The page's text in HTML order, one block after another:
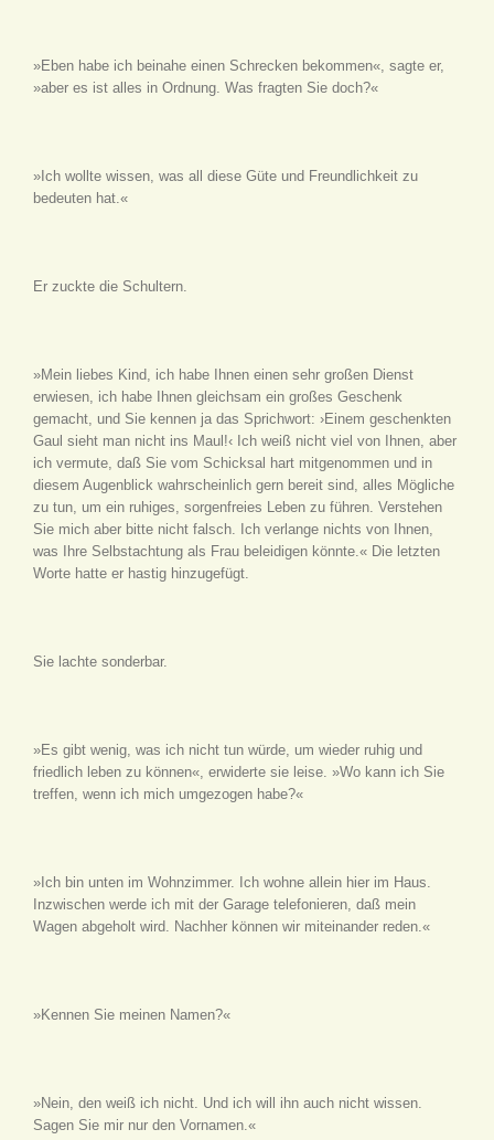
»Eben habe ich beinahe einen Schrecken bekommen«, sagte er,
»aber es ist alles in Ordnung. Was fragten Sie doch?«
»Ich wollte wissen, was all diese Güte und Freundlichkeit zu
bedeuten hat.«
Er zuckte die Schultern.
»Mein liebes Kind, ich habe Ihnen einen sehr großen Dienst
erwiesen, ich habe Ihnen gleichsam ein großes Geschenk
gemacht, und Sie kennen ja das Sprichwort: ›Einem geschenkten
Gaul sieht man nicht ins Maul!‹ Ich weiß nicht viel von Ihnen, aber
ich vermute, daß Sie vom Schicksal hart mitgenommen und in
diesem Augenblick wahrscheinlich gern bereit sind, alles Mögliche
zu tun, um ein ruhiges, sorgenfreies Leben zu führen. Verstehen
Sie mich aber bitte nicht falsch. Ich verlange nichts von Ihnen,
was Ihre Selbstachtung als Frau beleidigen könnte.« Die letzten
Worte hatte er hastig hinzugefügt.
Sie lachte sonderbar.
»Es gibt wenig, was ich nicht tun würde, um wieder ruhig und
friedlich leben zu können«, erwiderte sie leise. »Wo kann ich Sie
treffen, wenn ich mich umgezogen habe?«
»Ich bin unten im Wohnzimmer. Ich wohne allein hier im Haus.
Inzwischen werde ich mit der Garage telefonieren, daß mein
Wagen abgeholt wird. Nachher können wir miteinander reden.«
»Kennen Sie meinen Namen?«
»Nein, den weiß ich nicht. Und ich will ihn auch nicht wissen.
Sagen Sie mir nur den Vornamen.«